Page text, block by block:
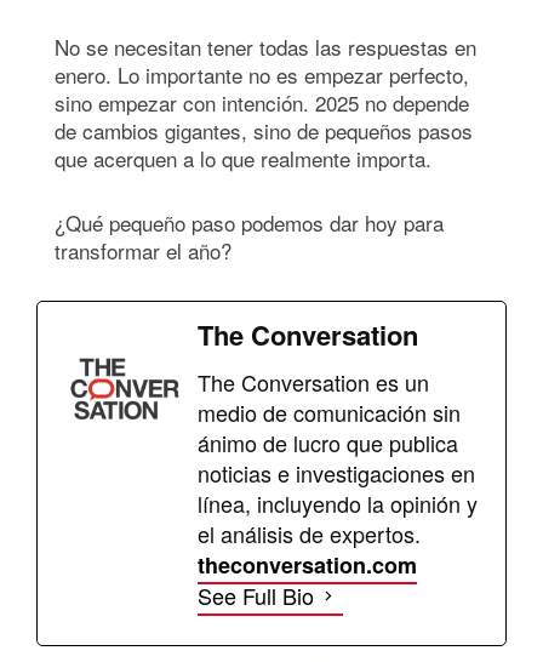
No se necesitan tener todas las respuestas en
enero. Lo importante no es empezar perfecto,
sino empezar con intención. 2025 no depende
de cambios gigantes, sino de pequeños pasos
que acerquen a lo que realmente importa.
¿Qué pequeño paso podemos dar hoy para
transformar el año?
The Conversation
The Conversation es un
medio de comunicación sin
ánimo de lucro que publica
noticias e investigaciones en
línea, incluyendo la opinión y
el análisis de expertos.
theconversation.com
See Full Bio